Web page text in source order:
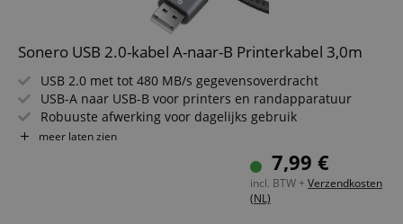
Sonero USB 2.0-kabel A-naar-B Printerkabel 3,0m
USB 2.0 met tot 480 MB/s gegevensoverdracht
USB-A naar USB-B voor printers en randapparatuur
Robuuste afwerking voor dagelijks gebruik
Verfijnde uitstraling in space grey/zwart
Betrouwbare verbinding voor kantoor en thuis
meer laten zien
7,99 €
incl. BTW + Verzendkosten
(NL)